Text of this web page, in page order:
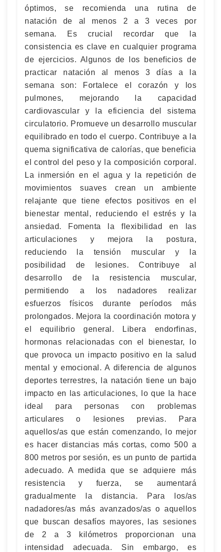
óptimos, se recomienda una rutina de
natación de al menos 2 a 3 veces por
semana. Es crucial recordar que la
consistencia es clave en cualquier programa
de ejercicios. Algunos de los beneficios de
practicar natación al menos 3 días a la
semana son: Fortalece el corazón y los
pulmones, mejorando la capacidad
cardiovascular y la eficiencia del sistema
circulatorio. Promueve un desarrollo muscular
equilibrado en todo el cuerpo. Contribuye a la
quema significativa de calorías, que beneficia
el control del peso y la composición corporal.
La inmersión en el agua y la repetición de
movimientos suaves crean un ambiente
relajante que tiene efectos positivos en el
bienestar mental, reduciendo el estrés y la
ansiedad. Fomenta la flexibilidad en las
articulaciones y mejora la postura,
reduciendo la tensión muscular y la
posibilidad de lesiones. Contribuye al
desarrollo de la resistencia muscular,
permitiendo a los nadadores realizar
esfuerzos físicos durante períodos más
prolongados. Mejora la coordinación motora y
el equilibrio general. Libera endorfinas,
hormonas relacionadas con el bienestar, lo
que provoca un impacto positivo en la salud
mental y emocional. A diferencia de algunos
deportes terrestres, la natación tiene un bajo
impacto en las articulaciones, lo que la hace
ideal para personas con problemas
articulares o lesiones previas. Para
aquellos/as que están comenzando, lo mejor
es hacer distancias más cortas, como 500 a
800 metros por sesión, es un punto de partida
adecuado. A medida que se adquiere más
resistencia y fuerza, se aumentará
gradualmente la distancia. Para los/as
nadadores/as más avanzados/as o aquellos
que buscan desafíos mayores, las sesiones
de 2 a 3 kilómetros proporcionan una
intensidad adecuada. Sin embargo, es